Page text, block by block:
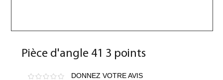
Pièce d'angle 41 3 points
DONNEZ VOTRE AVIS